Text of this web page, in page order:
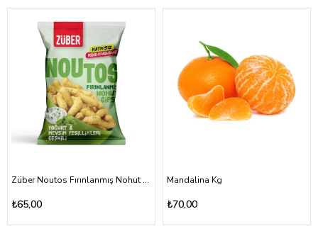
Züber Noutos Fırınlanmış Nohut Cipsi Yoğurt Mevsim Yeşillikleri 55gr
₺65,00
Mandalina Kg
₺70,00